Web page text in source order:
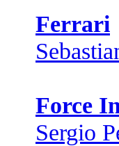
Ferrari
Force
Sergio